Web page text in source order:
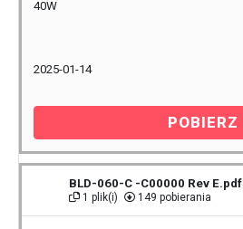
40W
2025-01-14
POBIERZ
BLD-060-C -C00000 Rev E.pdf
1 plik(i) 149 pobierania